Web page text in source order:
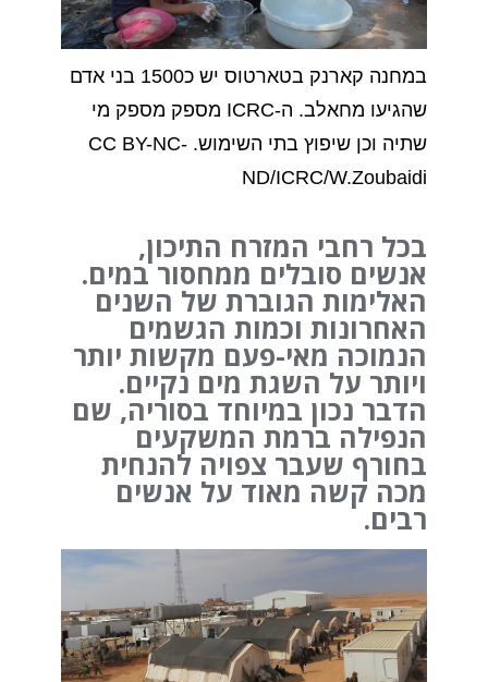
במחנה קארנק בטארטוס יש כ1500 בני אדם
שהגיעו מחאלב. ה-ICRC מספק מספק מי
שתיה וכן שיפוץ בתי השימוש. CC BY-NC-
ND/ICRC/W.Zoubaidi
בכל רחבי המזרח התיכון,
אנשים סובלים ממחסור במים.
האלימות הגוברת של השנים
האחרונות וכמות הגשמים
הנמוכה מאי-פעם מקשות יותר
ויותר על השגת מים נקיים.
הדבר נכון במיוחד בסוריה, שם
הנפילה ברמת המשקעים
בחורף שעבר צפויה להנחית
מכה קשה מאוד על אנשים
רבים.